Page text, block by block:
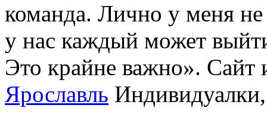
команда. Лично у меня не
у нас каждый может
Это крайне важно». Сайт
Ярославль